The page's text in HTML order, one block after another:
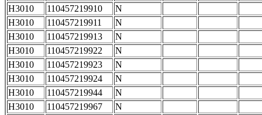
H3010
110457219910
N
H3010
110457219911
N
H3010
110457219913
N
H3010
110457219922
N
H3010
110457219923
N
H3010
110457219924
N
H3010
110457219944
N
H3010
110457219967
N